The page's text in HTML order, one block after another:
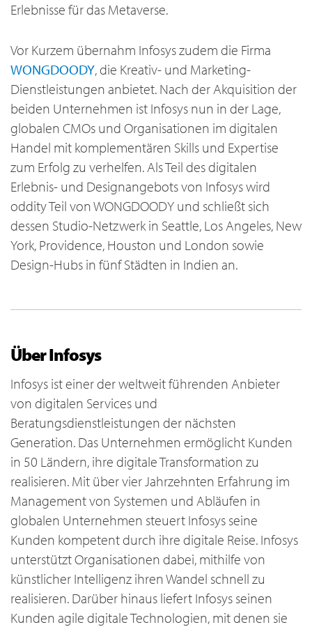
Erlebnisse für das Metaverse.
Vor Kurzem übernahm Infosys zudem die Firma
WONGDOODY, die Kreativ- und Marketing-
Dienstleistungen anbietet. Nach der Akquisition der
beiden Unternehmen ist Infosys nun in der Lage,
globalen CMOs und Organisationen im digitalen
Handel mit komplementären Skills und Expertise
zum Erfolg zu verhelfen. Als Teil des digitalen
Erlebnis- und Designangebots von Infosys wird
oddity Teil von WONGDOODY und schließt sich
dessen Studio-Netzwerk in Seattle, Los Angeles, New
York, Providence, Houston und London sowie
Design-Hubs in fünf Städten in Indien an.
Über Infosys
Infosys ist einer der weltweit führenden Anbieter
von digitalen Services und
Beratungsdienstleistungen der nächsten
Generation. Das Unternehmen ermöglicht Kunden
in 50 Ländern, ihre digitale Transformation zu
realisieren. Mit über vier Jahrzehnten Erfahrung im
Management von Systemen und Abläufen in
globalen Unternehmen steuert Infosys seine
Kunden kompetent durch ihre digitale Reise. Infosys
unterstützt Organisationen dabei, mithilfe von
künstlicher Intelligenz ihren Wandel schnell zu
realisieren. Darüber hinaus liefert Infosys seinen
Kunden agile digitale Technologien, mit denen sie